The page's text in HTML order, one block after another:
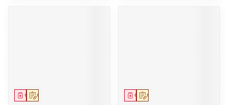
Op voorschrift
Geneesmiddel Op voorschrift
Geneesmiddel